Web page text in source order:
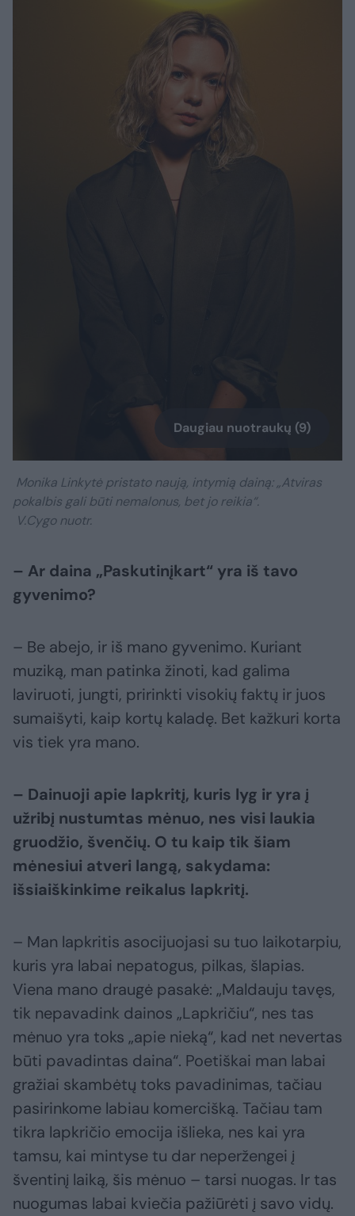
Daugiau nuotraukų (9)
Monika Linkytė pristato naują, intymią dainą: „Atviras
pokalbis gali būti nemalonus, bet jo reikia“.
V.Cygo nuotr.
– Ar daina „Paskutinįkart“ yra iš tavo
gyvenimo?
– Be abejo, ir iš mano gyvenimo. Kuriant
muziką, man patinka žinoti, kad galima
laviruoti, jungti, pririnkti visokių faktų ir juos
sumaišyti, kaip kortų kaladę. Bet kažkuri korta
vis tiek yra mano.
– Dainuoji apie lapkritį, kuris lyg ir yra į
užribį nustumtas mėnuo, nes visi laukia
gruodžio, švenčių. O tu kaip tik šiam
mėnesiui atveri langą, sakydama:
išsiaiškinkime reikalus lapkritį.
– Man lapkritis asocijuojasi su tuo laikotarpiu,
kuris yra labai nepatogus, pilkas, šlapias.
Viena mano draugė pasakė: „Maldauju tavęs,
tik nepavadink dainos „Lapkričiu“, nes tas
mėnuo yra toks „apie nieką“, kad net nevertas
būti pavadintas daina“. Poetiškai man labai
gražiai skambėtų toks pavadinimas, tačiau
pasirinkome labiau komercišką. Tačiau tam
tikra lapkričio emocija išlieka, nes kai yra
tamsu, kai mintyse tu dar neperžengei į
šventinį laiką, šis mėnuo – tarsi nuogas. Ir tas
nuogumas labai kviečia pažiūrėti į savo vidų.